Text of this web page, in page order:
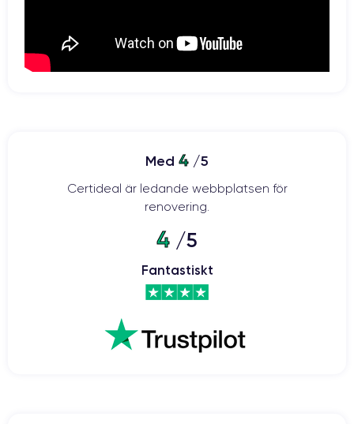
Med 4 /5
Certideal är ledande webbplatsen för
renovering.
4 /5
Fantastiskt